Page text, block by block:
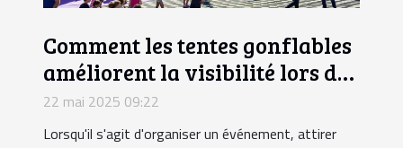
Comment les tentes gonflables
améliorent la visibilité lors des
événements
22 mai 2025 09:22
Lorsqu'il s'agit d'organiser un événement, attirer